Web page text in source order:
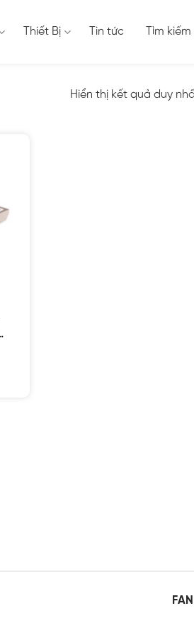
Thiết Bị Tin tức Tìm kiếm
Hiển thị kết quả duy